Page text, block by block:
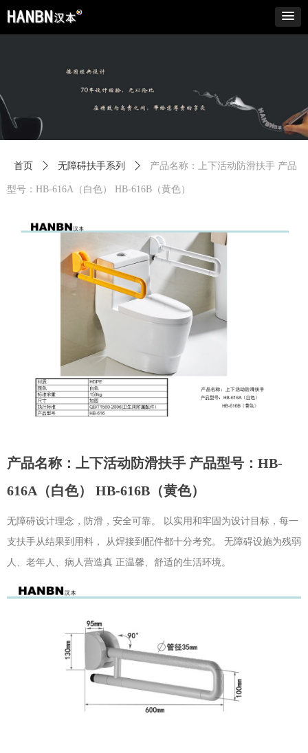
产品名称：上下活动防滑扶手 产品型号：HB-
616A（白色） HB-616B（黄色）
无障碍设计理念，防滑，安全可靠。 以实用和牢固为设计目标，每一
支扶手从结果到用料， 从焊接到配件都十分考究。 无障碍设施为残弱
人、老年人、病人营造真 正温馨、舒适的生活环境。
首页 ꄲ 无障碍扶手系列 ꄲ 产品名称：上下活动防滑扶手 产品
型号：HB-616A（白色） HB-616B（黄色）